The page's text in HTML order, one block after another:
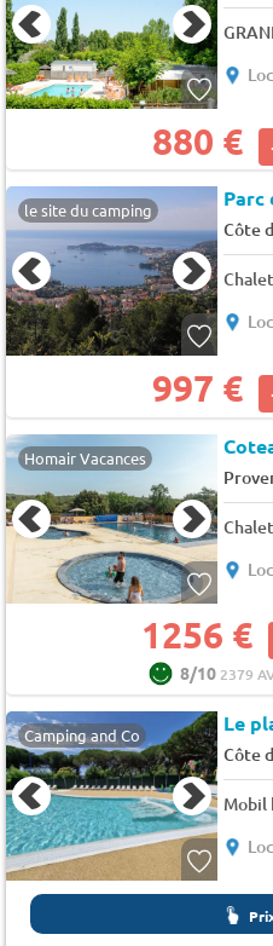
880 €
le site du camping Parc
Côte
997 €
Homair Vacances
1256 €
8/10 2379
Camping and Co Le
Côte
Mobil